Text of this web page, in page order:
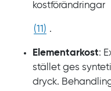
kostförändringar
(11) .
Elementarkost:
stället ges
dryck.